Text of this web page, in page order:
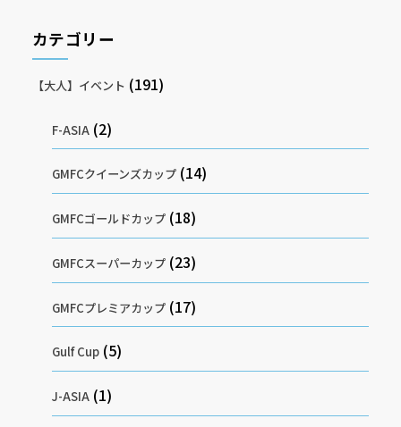
カテゴリー
【大人】イベント (191)
F-ASIA (2)
GMFCクイーンズカップ (14)
GMFCゴールドカップ (18)
GMFCスーパーカップ (23)
GMFCプレミアカップ (17)
Gulf Cup (5)
J-ASIA (1)